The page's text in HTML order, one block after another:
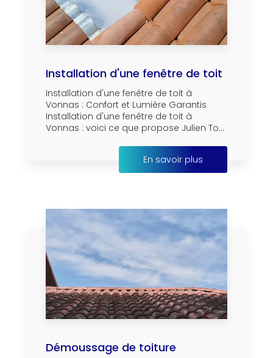
Installation d'une fenêtre de toit
Installation d'une fenêtre de toit à
Vonnas : Confort et Lumière Garantis
Installation d'une fenêtre de toit à
Vonnas : voici ce que propose Julien To...
En savoir plus
Démoussage de toiture